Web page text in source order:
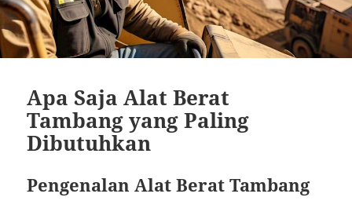
Apa Saja Alat Berat
Tambang yang Paling
Dibutuhkan
Pengenalan Alat Berat Tambang